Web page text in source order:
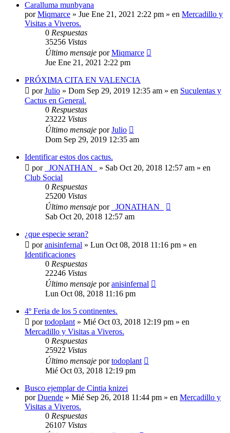
Caralluma munbyana
porMiqmarce » Jue Ene 21, 2021 2:22 pm » en Mercadillo y
Visitas a Viveros.
0 Respuestas
35256 Vistas
Último mensaje porMiqmarce
Jue Ene 21, 2021 2:22 pm
PRÓXIMA CITA EN VALENCIA
porJulio » Dom Sep 29, 2019 12:35 am » en Suculentas y
Cactus en General.
0 Respuestas
23222 Vistas
Último mensaje porJulio
Dom Sep 29, 2019 12:35 am
Identificar estos dos cactus.
por
_JONATHAN_ » Sab Oct 20, 2018 12:57 am » en
Club Social
0 Respuestas
25200 Vistas
Último mensaje por
_JONATHAN_
Sab Oct 20, 2018 12:57 am
¿que especie seran?
poranisinfernal » Lun Oct 08, 2018 11:16 pm » en
Identificaciones
0 Respuestas
22246 Vistas
Último mensaje poranisinfernal
Lun Oct 08, 2018 11:16 pm
4º Feria de los 5 continentes.
portodoplant » Mié Oct 03, 2018 12:19 pm » en
Mercadillo y Visitas a Viveros.
0 Respuestas
25922 Vistas
Último mensaje portodoplant
Mié Oct 03, 2018 12:19 pm
Busco ejemplar de Cintia knizei
porDuende » Mié Sep 26, 2018 11:44 pm » en Mercadillo y
Visitas a Viveros.
0 Respuestas
26107 Vistas